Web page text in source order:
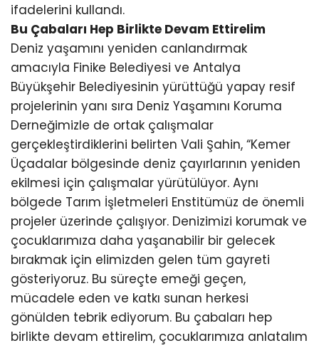
ifadelerini kullandı.
Bu Çabaları Hep Birlikte Devam Ettirelim
Deniz yaşamını yeniden canlandırmak
amacıyla Finike Belediyesi ve Antalya
Büyükşehir Belediyesinin yürüttüğü yapay resif
projelerinin yanı sıra Deniz Yaşamını Koruma
Derneğimizle de ortak çalışmalar
gerçekleştirdiklerini belirten Vali Şahin, “Kemer
Üçadalar bölgesinde deniz çayırlarının yeniden
ekilmesi için çalışmalar yürütülüyor. Aynı
bölgede Tarım İşletmeleri Enstitümüz de önemli
projeler üzerinde çalışıyor. Denizimizi korumak ve
çocuklarımıza daha yaşanabilir bir gelecek
bırakmak için elimizden gelen tüm gayreti
gösteriyoruz. Bu süreçte emeği geçen,
mücadele eden ve katkı sunan herkesi
gönülden tebrik ediyorum. Bu çabaları hep
birlikte devam ettirelim, çocuklarımıza anlatalım